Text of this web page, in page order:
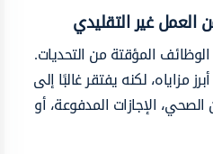
العمل غير التقليدي
المؤقتة من التحديات.
مزاياه، لكنه يفتقر غالبًا إلى
الصحي، الإجازات المدفوعة، أو